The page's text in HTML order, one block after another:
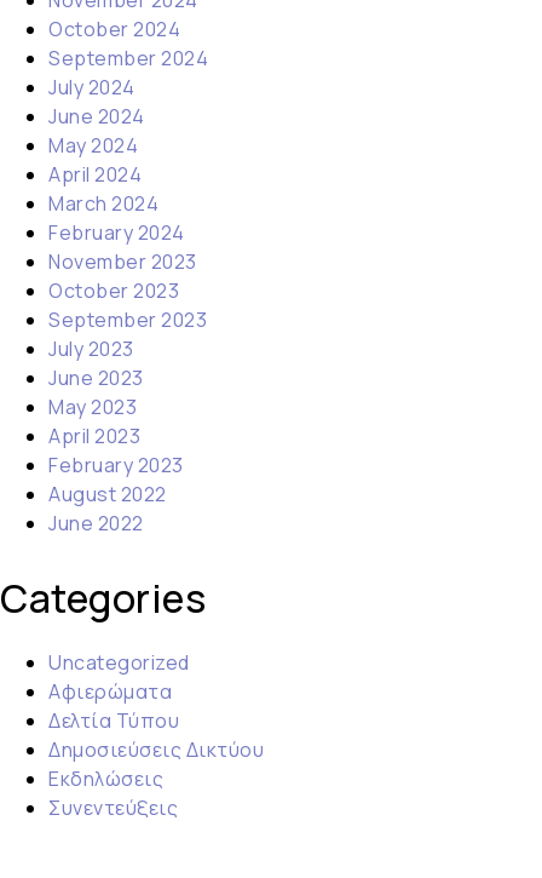
October 2024
September 2024
July 2024
June 2024
May 2024
April 2024
March 2024
February 2024
November 2023
October 2023
September 2023
July 2023
June 2023
May 2023
April 2023
February 2023
August 2022
June 2022
Categories
Uncategorized
Αφιερώματα
Δελτία Τύπου
Δημοσιεύσεις Δικτύου
Εκδηλώσεις
Συνεντεύξεις